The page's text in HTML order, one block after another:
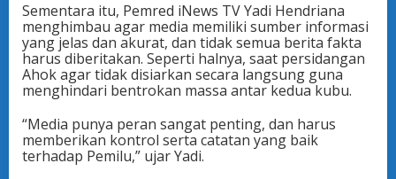
Sementara itu, Pemred iNews TV Yadi Hendriana
menghimbau agar media memiliki sumber informasi
yang jelas dan akurat, dan tidak semua berita fakta
harus diberitakan. Seperti halnya, saat persidangan
Ahok agar tidak disiarkan secara langsung guna
menghindari bentrokan massa antar kedua kubu.
“Media punya peran sangat penting, dan harus
memberikan kontrol serta catatan yang baik
terhadap Pemilu,” ujar Yadi.